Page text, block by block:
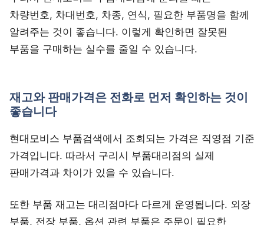
차량번호, 차대번호, 차종, 연식, 필요한 부품명을 함께
알려주는 것이 좋습니다. 이렇게 확인하면 잘못된
부품을 구매하는 실수를 줄일 수 있습니다.
재고와 판매가격은 전화로 먼저 확인하는 것이
좋습니다
현대모비스 부품검색에서 조회되는 가격은 직영점 기준
가격입니다. 따라서 구리시 부품대리점의 실제
판매가격과 차이가 있을 수 있습니다.
또한 부품 재고는 대리점마다 다르게 운영됩니다. 외장
부품, 전장 부품, 옵션 관련 부품은 주문이 필요한